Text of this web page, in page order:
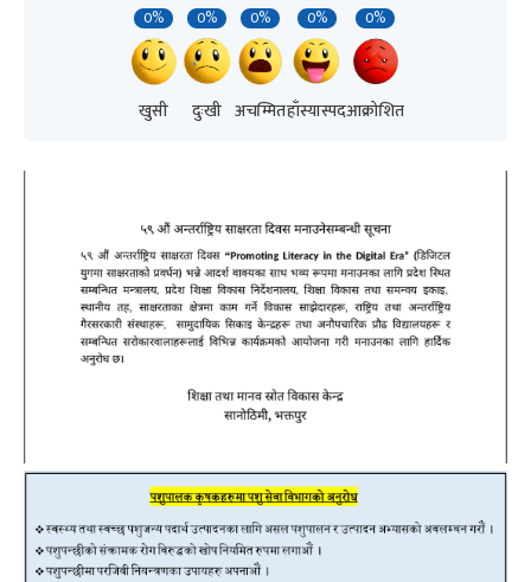
0%
खुसी
0%
दुःखी
0%
अचम्मित
0%
हाँस्यास्पद
0%
आक्रोशित